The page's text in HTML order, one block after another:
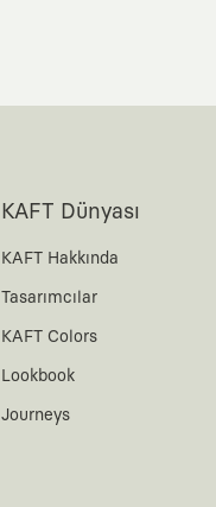
KAFT Dünyası
KAFT Hakkında
Tasarımcılar
KAFT Colors
Lookbook
Journeys